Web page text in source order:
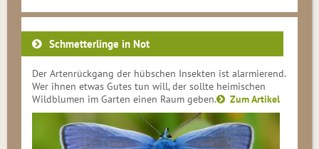
Schmetterlinge in Not
Der Artenrückgang der hübschen Insekten ist alarmierend.
Wer ihnen etwas Gutes tun will, der sollte heimi­schen
Wildblumen im Garten einen Raum geben.
Zum Artikel